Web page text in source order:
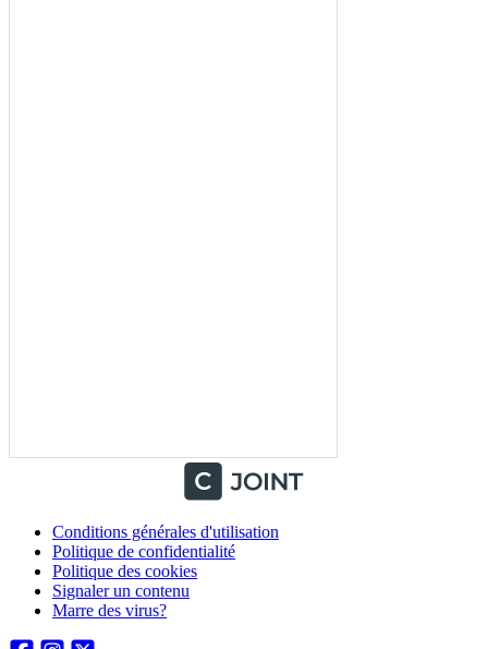
Conditions générales d'utilisation
Politique de confidentialité
Politique des cookies
Signaler un contenu
Marre des virus?